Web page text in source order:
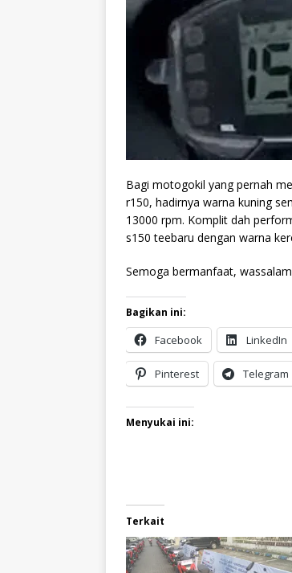
Bagi motogokil yang pernah
r150, hadirnya warna kuning
13000 rpm. Komplit dah
s150 teebaru dengan warna
Semoga bermanfaat,
Bagikan ini:
Facebook LinkedIn
Pinterest Telegram
Menyukai ini:
Terkait